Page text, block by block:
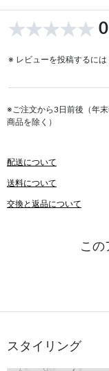
0
※ レビューを投稿するには
※ご注文から3日前後（年
商品を除く）
配送について
送料について
交換と返品について
この
スタイリング